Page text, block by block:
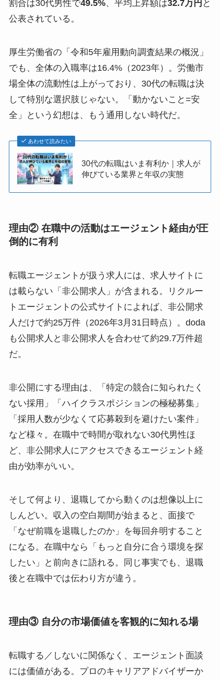
割合は30代男性で49.5%、平均上昇額は32.7万円 と
公表されている。
厚生労働省の「令和5年雇用動向調査結果の概況」
でも、全体の入職率は16.4%（2023年）。労働市
場全体の流動性は上がっており、30代の転職は決
して特別な選択肢じゃない。「動かないこと=安
全」という幻想は、もう通用しない時代だ。
あわせて読みたい
30代の転職はいま有利か｜求人が
伸びている業界と年収の実態
理由② 在職中の活動はエージェント経由が圧
倒的に有利
転職エージェントが扱う求人には、求人サイトに
は載らない「非公開求人」が含まれる。リクルー
トエージェントの公式サイトによれば、非公開求
人だけで約25万件（2026年3月31日時点）。doda
も公開求人と非公開求人を合わせて約29.7万件超
だ。
非公開にする理由は、「特定の競合に知られたく
ない採用」「ハイクラスポジションの極秘募集」
「採用人数が少なくて応募殺到を避けたい案件」
など様々。在職中で時間が取れない30代男性ほ
ど、非公開求人にアクセスできるエージェント経
由が効率がいい。
そして何より、退職してから動くのは想像以上に
しんどい。収入の空白期間が始まると、面接で
「なぜ前職を退職したのか」を毎回弁明すること
になる。在職中なら「もっと自分に合う環境を探
したい」と前向きに語れる。同じ事実でも、退職
後と在職中では伝わり方が違う。
理由③ 自分の市場価値を客観的に知れる場
転職する／しないに関係なく、エージェント面談
には価値がある。プロのキャリアアドバイザーか